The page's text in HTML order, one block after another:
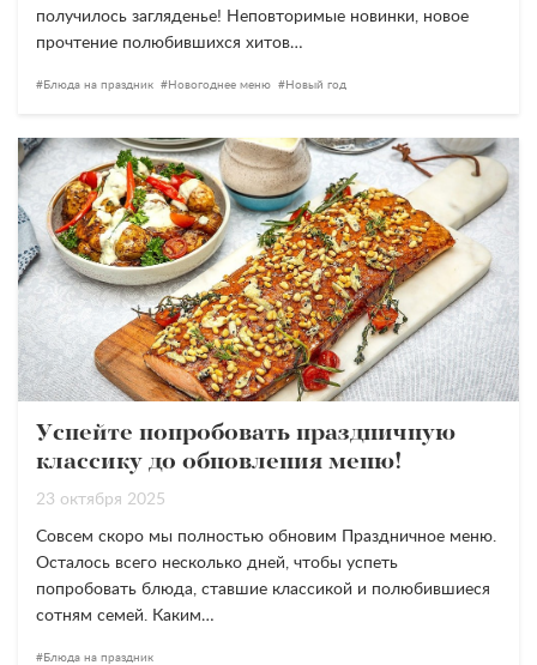
получилось загляденье! Неповторимые новинки, новое
прочтение полюбившихся хитов…
Блюда на праздник Новогоднее меню Новый год
Успейте попробовать праздничную
классику до обновления меню!
23 октября 2025
Совсем скоро мы полностью обновим Праздничное меню.
Осталось всего несколько дней, чтобы успеть
попробовать блюда, ставшие классикой и полюбившиеся
сотням семей. Каким…
Блюда на праздник